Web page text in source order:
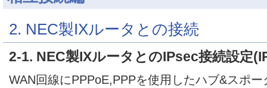
2. NEC製IXルータとの接続
2-1. NEC製IXルータとのIPsec接続設定
WAN回線にPPPoE,PPPを使用したハブ&スポ